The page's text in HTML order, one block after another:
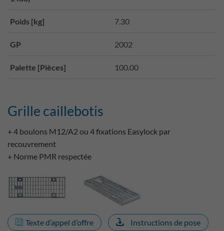
Poids [kg] 7.30
GP 2002
Palette [Pièces] 100.00
Grille caillebotis
+ 4 boulons M12/A2 ou 4 fixations Easylock par
recouvrement
+ Norme PMR respectée
Texte d’appel d’offre Instructions de pose